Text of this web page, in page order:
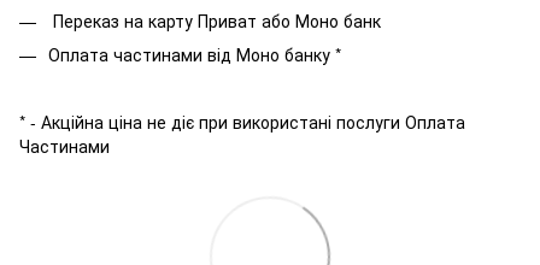
Переказ на карту Приват або Моно банк
Оплата частинами від Моно банку *
* - Акційна ціна не діє при використані послуги Оплата
Частинами